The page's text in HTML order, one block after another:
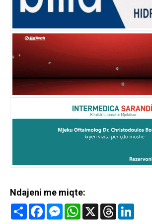
Ndajeni me miqte:
Share FacebookMessenger
WhatsApp
X Threads